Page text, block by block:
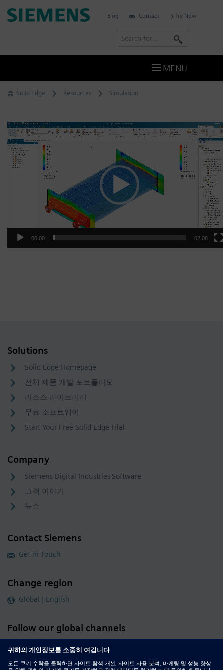
Skip
to
Solid Edge Resources Simulation
비
디
오
플
00:00 02:08
Solutions
Solid Edge Homepage
전체 제품 개발 포트폴리오
리소스 라이브러리
무료 소프트웨어
Start Your Free Solid Edge Trial
Company
Siemens Digital Industries Software
고객 이야기
뉴스
Contact Siemens
Get in Touch
Change region
Global | English
Follow our global channels
Siemens
Blog Contact Try Now
r
c
MENU